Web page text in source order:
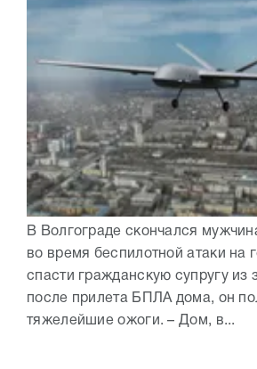
В Волгограде скончался
во время беспилотной атаки на
спасти гражданскую супругу из
после прилета БПЛА дома, он
тяжелейшие ожоги. – Дом, в...